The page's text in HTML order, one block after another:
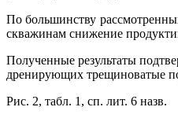
По большинству
скважинам снижение
Полученные результаты
дренирующих трещиноватые
Рис. 2, табл. 1, сп. лит. 6 назв.